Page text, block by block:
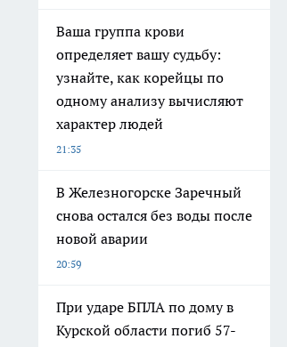
Ваша группа крови
определяет вашу судьбу:
узнайте, как корейцы по
одному анализу вычисляют
характер людей
21:35
В Железногорске Заречный
снова остался без воды после
новой аварии
20:59
При ударе БПЛА по дому в
Курской области погиб 57-